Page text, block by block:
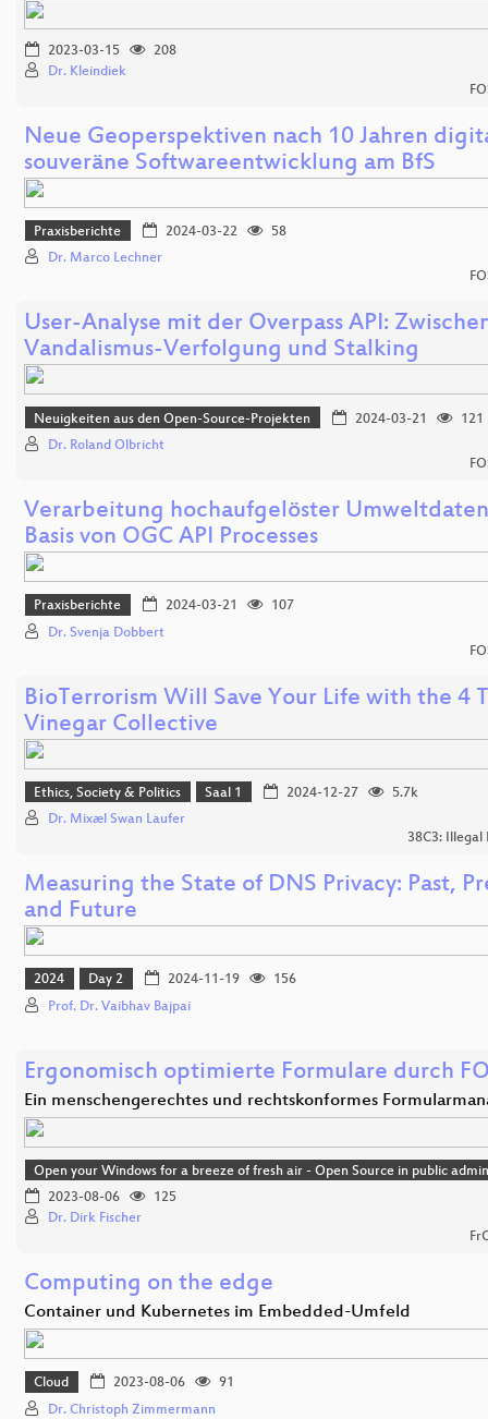
2023-03-15
208
Dr. Kleindiek
Neue Geoperspektiven nach 10 Jahren
souveräne Softwareentwicklung am BfS
Praxisberichte 2024-03-22
58
Dr. Marco Lechner
User-Analyse mit der Overpass API:
Vandalismus-Verfolgung und Stalking
Neuigkeiten aus den Open-Source-Projekten 2024-03-21
121
Dr. Roland Olbricht
Verarbeitung hochaufgelöster
Basis von OGC API Processes
Praxisberichte 2024-03-21
107
Dr. Svenja Dobbert
BioTerrorism Will Save Your Life with the 4
Vinegar Collective
Ethics, Society & Politics Saal 1 2024-12-27
5.7k
Dr. Mixæl Swan Laufer
38C3: Illegal
Measuring the State of DNS Privacy: Past,
and Future
2024 Day 2 2024-11-19
156
Prof. Dr. Vaibhav Bajpai
Ergonomisch optimierte Formulare durch
Ein menschengerechtes und rechtskonformes
Open your Windows for a breeze of fresh air - Open Source in public
2023-08-06
125
Dr. Dirk Fischer
Computing on the edge
Container und Kubernetes im Embedded-Umfeld
Cloud 2023-08-06
91
Dr. Christoph Zimmermann